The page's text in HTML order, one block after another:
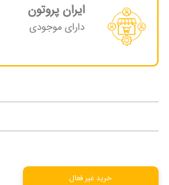
ایران پروتون
دارای موجودی
خرید غیر فعال